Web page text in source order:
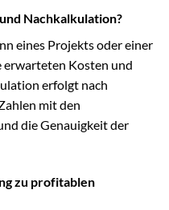
Nachkalkulation?
eines Projekts oder einer
Kosten und
erfolgt nach
mit den
die Genauigkeit der
zu profitablen